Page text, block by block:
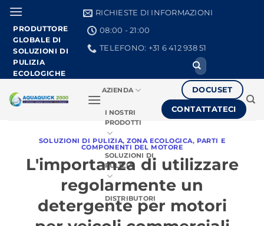
Vai
contenuto
PRODUTTORE
GLOBALE DI
SOLUZIONI DI
PULIZIA
ECOLOGICHE
RICHIESTE DI INFORMAZIONI
08:00 - 21:00
TELEFONO: +31 6 412 938 51
Ricerca
per:
AZIENDA
I NOSTRI
PRODOTTI
SOLUZIONI DI
PULIZIA
DISTRIBUTORI
DOCUSET
CONTATTATECI
SOLUZIONI DI PULIZIA,ZONA ECOLOGICA, PARTI E
COMPONENTI DEL MOTORE
L'importanza di utilizzare
regolarmente un
detergente per motori